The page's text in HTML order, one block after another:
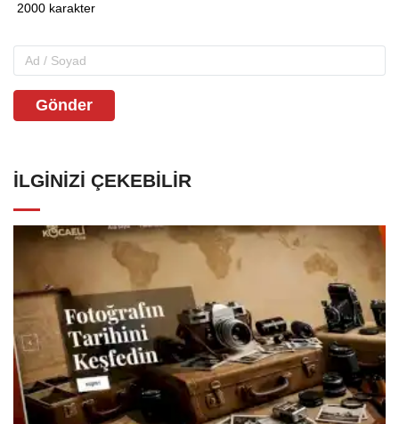
Gönder
İLGINIZI ÇEKEBILIR